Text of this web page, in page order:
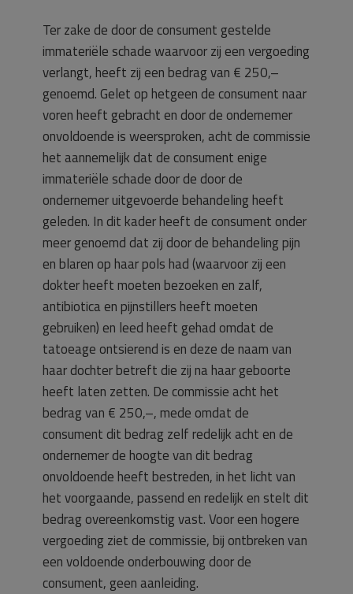
Ter zake de door de consument gestelde
immateriële schade waarvoor zij een vergoeding
verlangt, heeft zij een bedrag van € 250,–
genoemd. Gelet op hetgeen de consument naar
voren heeft gebracht en door de ondernemer
onvoldoende is weersproken, acht de commissie
het aannemelijk dat de consument enige
immateriële schade door de door de
ondernemer uitgevoerde behandeling heeft
geleden. In dit kader heeft de consument onder
meer genoemd dat zij door de behandeling pijn
en blaren op haar pols had (waarvoor zij een
dokter heeft moeten bezoeken en zalf,
antibiotica en pijnstillers heeft moeten
gebruiken) en leed heeft gehad omdat de
tatoeage ontsierend is en deze de naam van
haar dochter betreft die zij na haar geboorte
heeft laten zetten. De commissie acht het
bedrag van € 250,–, mede omdat de
consument dit bedrag zelf redelijk acht en de
ondernemer de hoogte van dit bedrag
onvoldoende heeft bestreden, in het licht van
het voorgaande, passend en redelijk en stelt dit
bedrag overeenkomstig vast. Voor een hogere
vergoeding ziet de commissie, bij ontbreken van
een voldoende onderbouwing door de
consument, geen aanleiding.